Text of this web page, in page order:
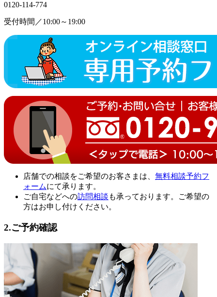
0120-114-774
受付時間／10:00～19:00
店舗での相談をご希望のお客さまは、 無料相談予約フ
ォームにて承ります。
ご自宅などへの訪問相談 も承っております。ご希望の
方はお申し付けください。
2.ご予約確認